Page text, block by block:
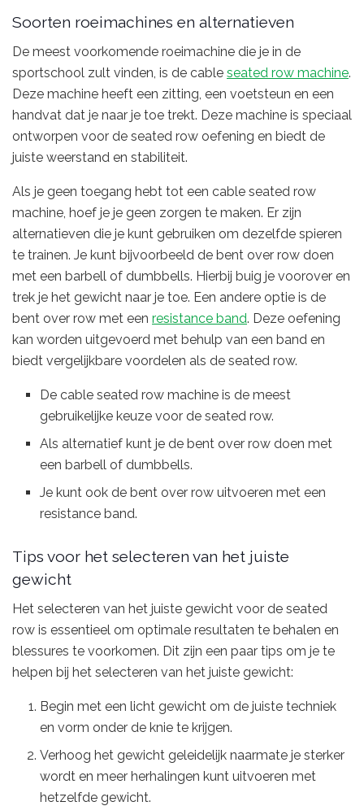
Soorten roeimachines en alternatieven
De meest voorkomende roeimachine die je in de
sportschool zult vinden, is de cable seated row machine.
Deze machine heeft een zitting, een voetsteun en een
handvat dat je naar je toe trekt. Deze machine is speciaal
ontworpen voor de seated row oefening en biedt de
juiste weerstand en stabiliteit.
Als je geen toegang hebt tot een cable seated row
machine, hoef je je geen zorgen te maken. Er zijn
alternatieven die je kunt gebruiken om dezelfde spieren
te trainen. Je kunt bijvoorbeeld de bent over row doen
met een barbell of dumbbells. Hierbij buig je voorover en
trek je het gewicht naar je toe. Een andere optie is de
bent over row met een resistance band. Deze oefening
kan worden uitgevoerd met behulp van een band en
biedt vergelijkbare voordelen als de seated row.
De cable seated row machine is de meest
gebruikelijke keuze voor de seated row.
Als alternatief kunt je de bent over row doen met
een barbell of dumbbells.
Je kunt ook de bent over row uitvoeren met een
resistance band.
Tips voor het selecteren van het juiste
gewicht
Het selecteren van het juiste gewicht voor de seated
row is essentieel om optimale resultaten te behalen en
blessures te voorkomen. Dit zijn een paar tips om je te
helpen bij het selecteren van het juiste gewicht:
Begin met een licht gewicht om de juiste techniek
en vorm onder de knie te krijgen.
Verhoog het gewicht geleidelijk naarmate je sterker
wordt en meer herhalingen kunt uitvoeren met
hetzelfde gewicht.